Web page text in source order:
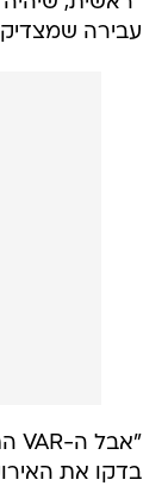
עבירה
בדקו את